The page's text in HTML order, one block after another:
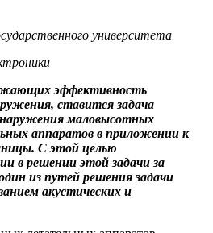
университета
эффективность
ставится задача
маловысотных
аппаратов в приложении к
С этой целью
в решении этой задачи за
из путей решения задачи
акустических и